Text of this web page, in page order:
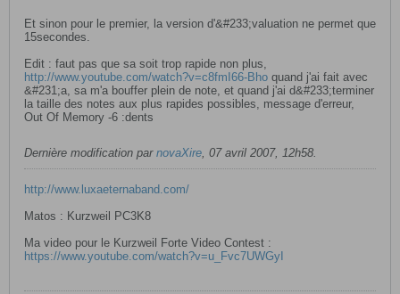
Et sinon pour le premier, la version d'&#233;valuation ne permet que
15secondes.
Edit : faut pas que sa soit trop rapide non plus,
http://www.youtube.com/watch?v=c8fmI66-Bho quand j'ai fait avec
&#231;a, sa m'a bouffer plein de note, et quand j'ai d&#233;terminer
la taille des notes aux plus rapides possibles, message d'erreur,
Out Of Memory -6 :dents
Dernière modification par novaXire, 07 avril 2007, 12h58.
http://www.luxaeternaband.com/
Matos : Kurzweil PC3K8
Ma video pour le Kurzweil Forte Video Contest :
https://www.youtube.com/watch?v=u_Fvc7UWGyI